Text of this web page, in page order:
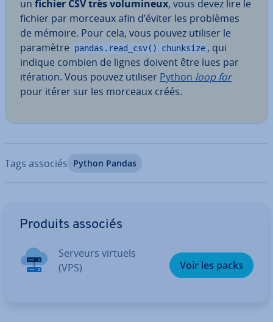
un fichier CSV très vo­lu­mi­neux, vous devez lire le
fichier par morceaux afin d’éviter les problèmes
de mémoire. Pour cela, vous pouvez utiliser le
paramètre
pandas.read_csv() chunksize , qui
indique combien de lignes doivent être lues par
itération. Vous pouvez utiliser Python loop for
pour itérer sur les morceaux créés.
Tags associés Python Pandas
Produits associés
Serveurs virtuels
(VPS)
Voir les packs